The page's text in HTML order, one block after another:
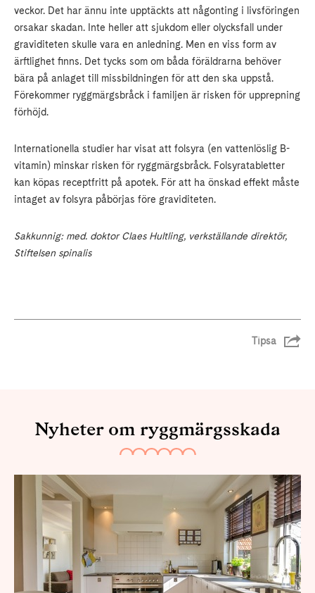
veckor. Det har ännu inte upptäckts att någonting i livsföringen
orsakar skadan. Inte heller att sjukdom eller olycksfall under
graviditeten skulle vara en anledning. Men en viss form av
ärftlighet finns. Det tycks som om båda föräldrarna behöver
bära på anlaget till missbildningen för att den ska uppstå.
Förekommer ryggmärgsbråck i familjen är risken för upprepning
förhöjd.
Internationella studier har visat att folsyra (en vattenlöslig B-
vitamin) minskar risken för ryggmärgsbråck. Folsyratabletter
kan köpas receptfritt på apotek. För att ha önskad effekt måste
intaget av folsyra påbörjas före graviditeten.
Sakkunnig: med. doktor Claes Hultling, verkställande direktör,
Stiftelsen spinalis
Tipsa
Nyheter om ryggmärgsskada